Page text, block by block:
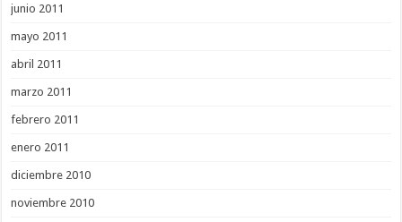
junio 2011
mayo 2011
abril 2011
marzo 2011
febrero 2011
enero 2011
diciembre 2010
noviembre 2010